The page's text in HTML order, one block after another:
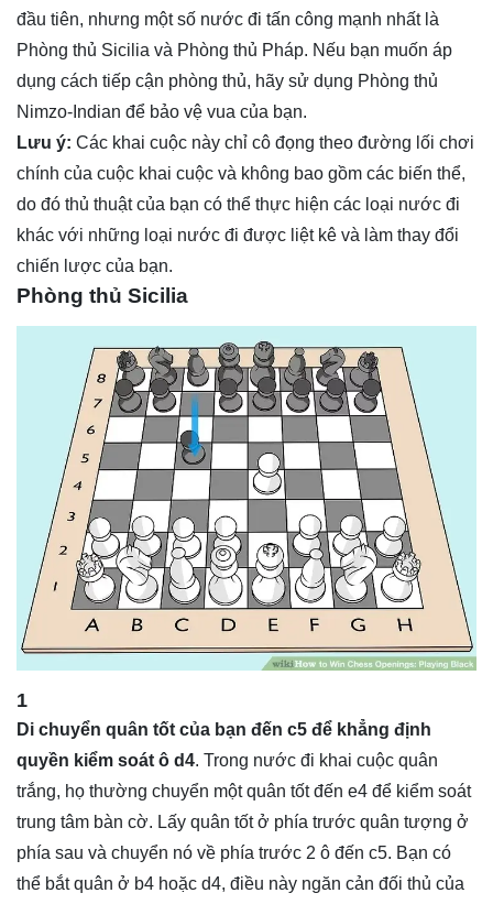
đầu tiên, nhưng một số nước đi tấn công mạnh nhất là
Phòng thủ Sicilia và Phòng thủ Pháp. Nếu bạn muốn áp
dụng cách tiếp cận phòng thủ, hãy sử dụng Phòng thủ
Nimzo-Indian để bảo vệ vua của bạn.
Lưu ý: Các khai cuộc này chỉ cô đọng theo đường lối chơi
chính của cuộc khai cuộc và không bao gồm các biến thể,
do đó thủ thuật của bạn có thể thực hiện các loại nước đi
khác với những loại nước đi được liệt kê và làm thay đổi
chiến lược của bạn.
Phòng thủ Sicilia
1
Di chuyển quân tốt của bạn đến c5 để khẳng định
quyền kiểm soát ô d4. Trong nước đi khai cuộc quân
trắng, họ thường chuyển một quân tốt đến e4 để kiểm soát
trung tâm bàn cờ. Lấy quân tốt ở phía trước quân tượng ở
phía sau và chuyển nó về phía trước 2 ô đến c5. Bạn có
thể bắt quân ở b4 hoặc d4, điều này ngăn cản đối thủ của